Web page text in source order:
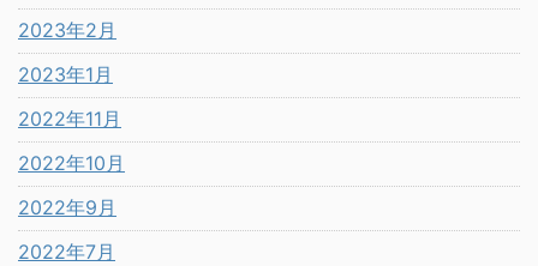
2023年2月
2023年1月
2022年11月
2022年10月
2022年9月
2022年7月